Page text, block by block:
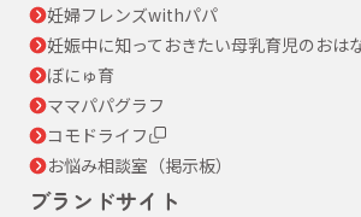
妊婦フレンズwithパパ
妊娠中に知っておきたい母乳育児のおは
ぼにゅ育
ママパパグラフ
コモドライフ
お悩み相談室（掲示板）
ブランドサイト